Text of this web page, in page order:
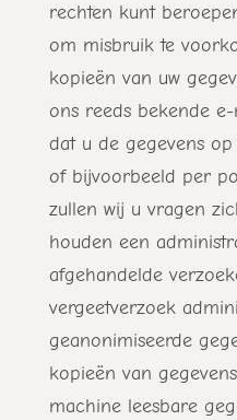
rechten kunt
om misbruik te
kopieën van uw
ons reeds bekende
dat u de gegevens
of bijvoorbeeld per
zullen wij u vragen
houden een
afgehandelde
vergeetverzoek
geanonimiseerde
kopieën van
machine leesbare